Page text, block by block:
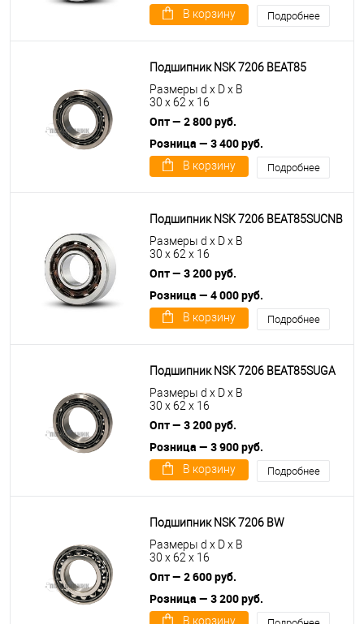
В корзину Подробнее
Подшипник NSK 7206 BEAT85
Размеры d x D x B
30 x 62 x 16
Опт — 2 800 руб.
Розница — 3 400 руб.
В корзину Подробнее
Подшипник NSK 7206 BEAT85SUCNB
Размеры d x D x B
30 x 62 x 16
Опт — 3 200 руб.
Розница — 4 000 руб.
В корзину Подробнее
Подшипник NSK 7206 BEAT85SUGA
Размеры d x D x B
30 x 62 x 16
Опт — 3 200 руб.
Розница — 3 900 руб.
В корзину Подробнее
Подшипник NSK 7206 BW
Размеры d x D x B
30 x 62 x 16
Опт — 2 600 руб.
Розница — 3 200 руб.
В корзину